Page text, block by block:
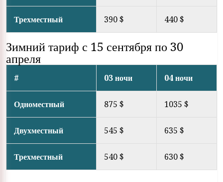
Трехместный 390 $ 440 $
Зимний тариф с 15 сентября по 30
апреля
# 03 ночи 04 ночи
Одноместный 875 $ 1035 $
Двухместный 545 $ 635 $
Трехместный 540 $ 630 $